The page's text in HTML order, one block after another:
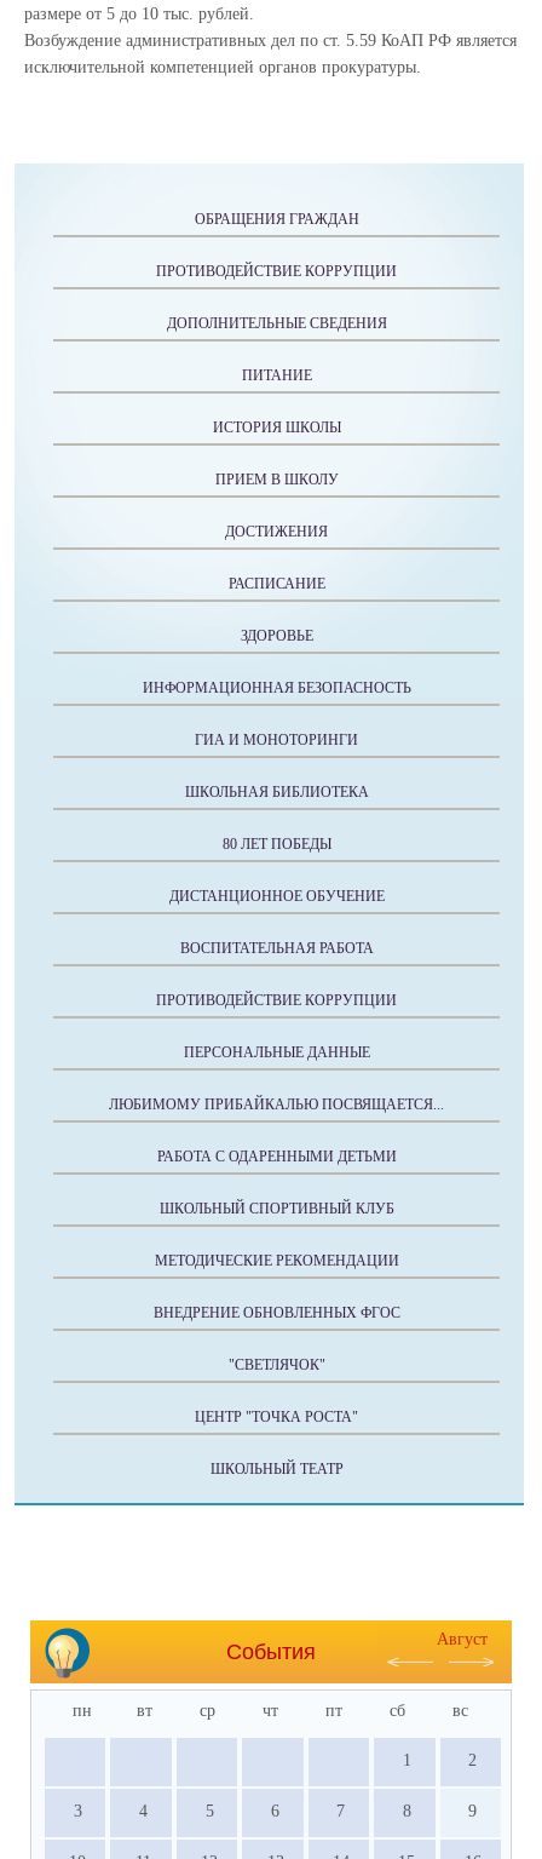
размере от 5 до 10 тыс. рублей.
Возбуждение административных дел по ст. 5.59 КоАП РФ является
исключительной компетенцией органов прокуратуры.
ОБРАЩЕНИЯ ГРАЖДАН
ПРОТИВОДЕЙСТВИЕ КОРРУПЦИИ
ДОПОЛНИТЕЛЬНЫЕ СВЕДЕНИЯ
ПИТАНИЕ
ИСТОРИЯ ШКОЛЫ
ПРИЕМ В ШКОЛУ
ДОСТИЖЕНИЯ
РАСПИСАНИЕ
ЗДОРОВЬЕ
ИНФОРМАЦИОННАЯ БЕЗОПАСНОСТЬ
ГИА И МОНОТОРИНГИ
ШКОЛЬНАЯ БИБЛИОТЕКА
80 ЛЕТ ПОБЕДЫ
ДИСТАНЦИОННОЕ ОБУЧЕНИЕ
ВОСПИТАТЕЛЬНАЯ РАБОТА
ПРОТИВОДЕЙСТВИЕ КОРРУПЦИИ
ПЕРСОНАЛЬНЫЕ ДАННЫЕ
ЛЮБИМОМУ ПРИБАЙКАЛЬЮ ПОСВЯЩАЕТСЯ...
РАБОТА С ОДАРЕННЫМИ ДЕТЬМИ
ШКОЛЬНЫЙ СПОРТИВНЫЙ КЛУБ
МЕТОДИЧЕСКИЕ РЕКОМЕНДАЦИИ
ВНЕДРЕНИЕ ОБНОВЛЕННЫХ ФГОС
"СВЕТЛЯЧОК"
ЦЕНТР "ТОЧКА РОСТА"
ШКОЛЬНЫЙ ТЕАТР
События
Август
пн вт ср чт пт сб вс
1 2
3 4 5 6 7 8 9